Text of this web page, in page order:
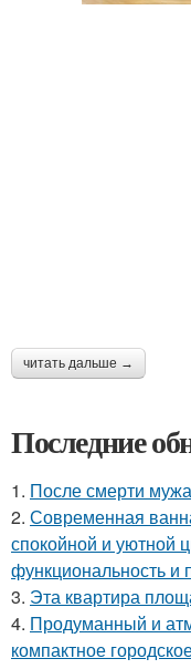
читать дальше →
Последние
1. После смерти
2. Современная
спокойной и уютной
функциональность и
3. Эта квартира
4. Продуманный и
компактное